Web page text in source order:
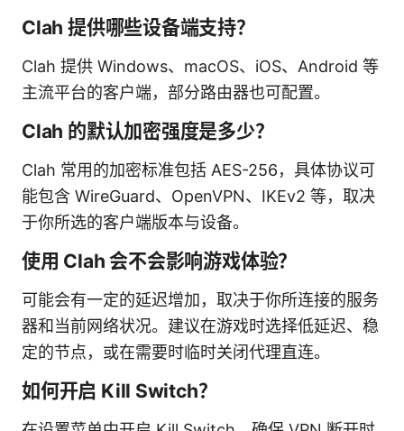
Clah 提供哪些设备端支持？
Clah 提供 Windows、macOS、iOS、Android 等
主流平台的客户端，部分路由器也可配置。
Clah 的默认加密强度是多少？
Clah 常用的加密标准包括 AES-256，具体协议可
能包含 WireGuard、OpenVPN、IKEv2 等，取决
于你所选的客户端版本与设备。
使用 Clah 会不会影响游戏体验？
可能会有一定的延迟增加，取决于你所连接的服务
器和当前网络状况。建议在游戏时选择低延迟、稳
定的节点，或在需要时临时关闭代理直连。
如何开启 Kill Switch？